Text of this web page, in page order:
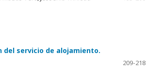
servicio de alojamiento.
209-218